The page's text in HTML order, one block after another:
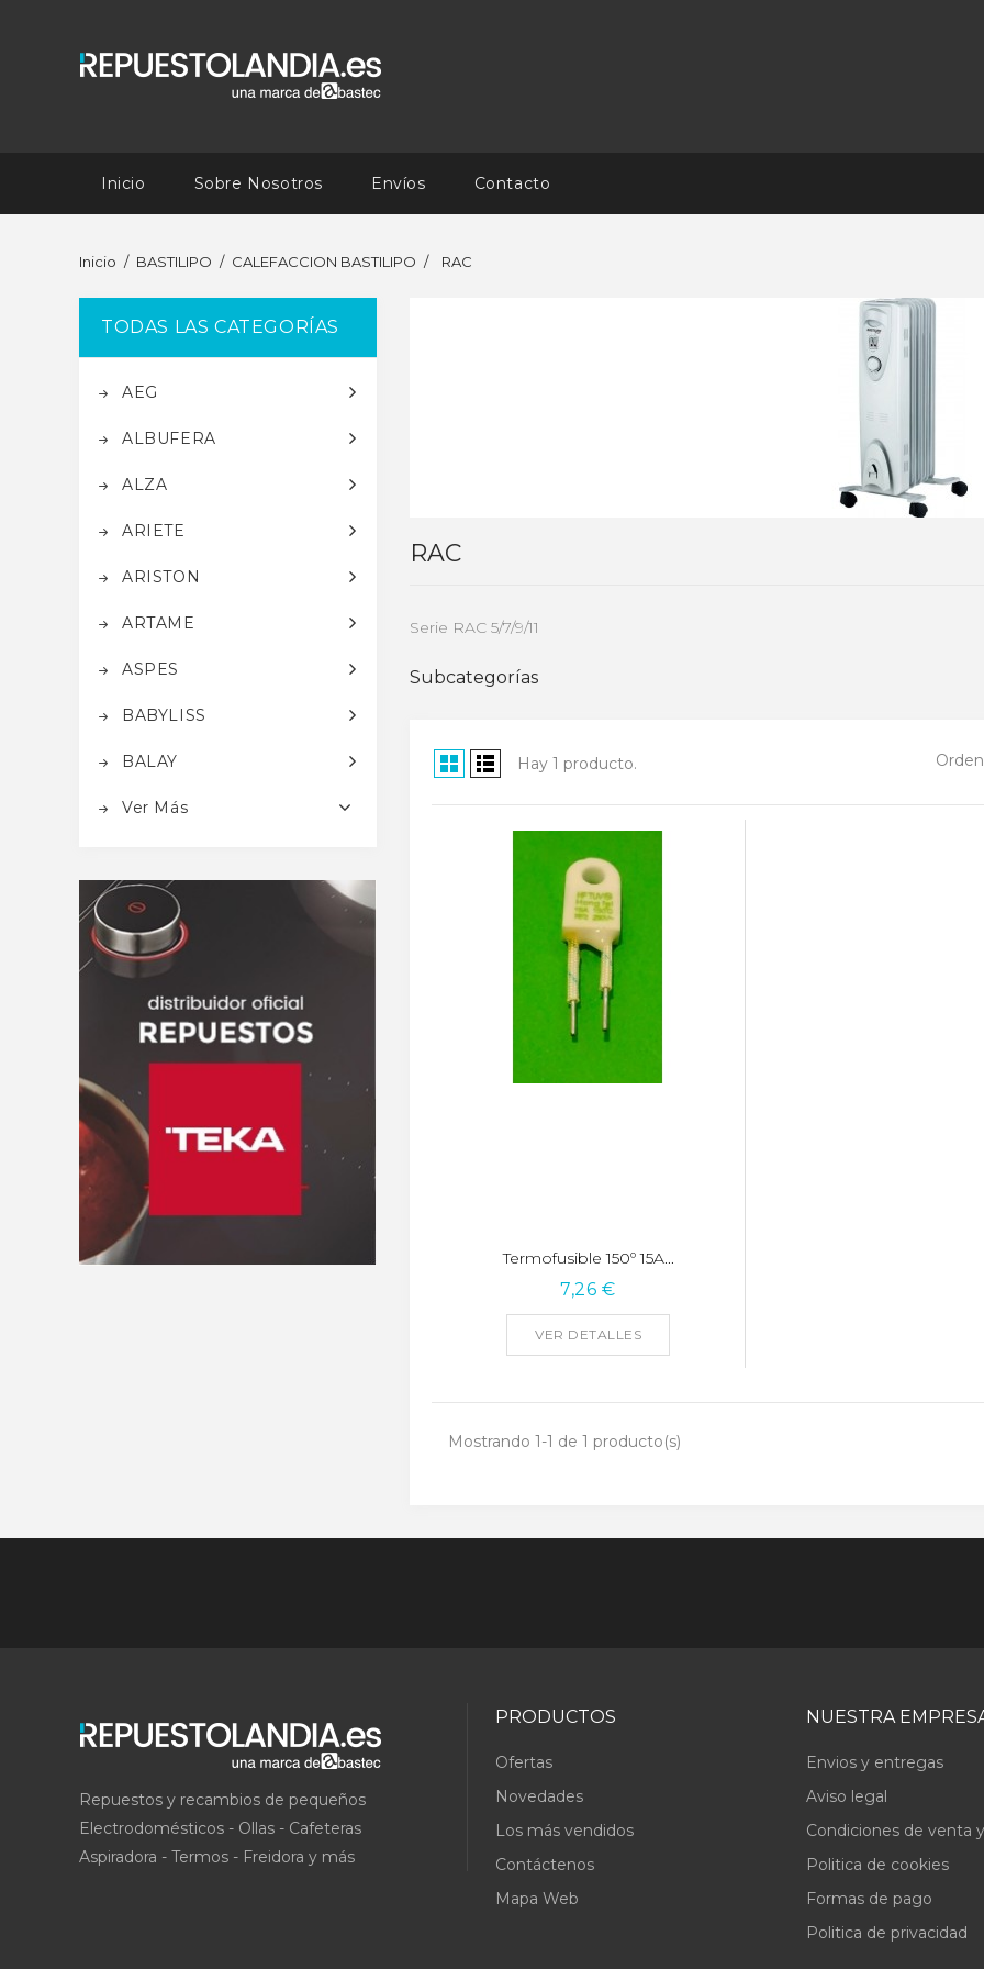
Inicio Sobre Nosotros Envíos Contacto
Inicio BASTILIPO CALEFACCION BASTILIPO RAC
TODAS LAS CATEGORÍAS
AEG
ALBUFERA
ALZA
ARIETE
ARISTON
ARTAME
ASPES
BABYLISS
BALAY
Ver Más
RAC
Serie RAC 5/7/9/11
Subcategorías
Hay 1 producto.
Termofusible 150º 15A...
7,26 €
VER DETALLES
Mostrando 1-1 de 1 producto(s)
Repuestos y recambios de pequeños
Electrodomésticos - Ollas - Cafeteras
Aspiradora - Termos - Freidora y más
PRODUCTOS
Ofertas
Novedades
Los más vendidos
Contáctenos
Mapa Web
NUESTRA
Envios y entregas
Aviso legal
Condiciones de venta
Politica de cookies
Formas de pago
Politica de privacidad